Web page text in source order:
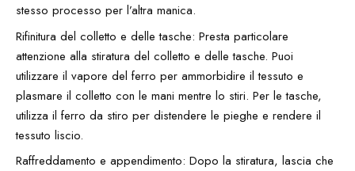
stesso processo per l’altra manica.
Rifinitura del colletto e delle tasche: Presta particolare
attenzione alla stiratura del colletto e delle tasche. Puoi
utilizzare il vapore del ferro per ammorbidire il tessuto e
plasmare il colletto con le mani mentre lo stiri. Per le tasche,
utilizza il ferro da stiro per distendere le pieghe e rendere il
tessuto liscio.
Raffreddamento e appendimento: Dopo la stiratura, lascia che